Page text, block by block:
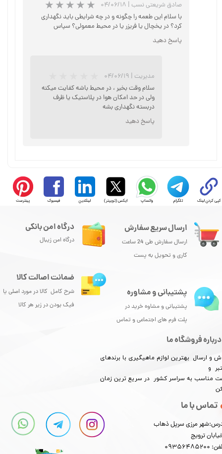
★★★
صادق شریعتی نسب | ۰۴/۰۶/۱۸
★★★
با سلام این طعمه را چگونه و در چه شرایطی باید نگهداری
کرد؟ در یخچال یا فریزر یا در محیط معمولی؟ سپاس
پاسخ دهید
مدیریت | ۰۴/۰۶/۱۹
سلام وقت بخیر ، در محیط باشه کفایت میکنه
ولی در حد امکان هوا در پلاستیک یا ظرف
دربسته نگهداری بشه
پاسخ دهید
کپی کردن لینک تلگرام واتساپ ایکس (توییتر) لینکدین فیسبوک پینترست
ارسال سریع سفارش
ارسال سفارش طی 24 ساعت
کاری و تحویل به پست
درباره فروشگاه ما
و ارسال بهترین لوازم ماهیگیری با برندهای
و
مناسب به سراسر کشور در سریع ترین زمان
تماس با ما
مرزی سرپل ذهاب
ترویج
درگاه امن بانکی
درگاه امن زیبال
پشتیبانی و مشاوره
پشتیبانی و مشاوه خرید در
پلت فرم های اجتماعی و تماس
ضمانت اصالت کالا
شرح کامل کالا در مورد اصلی یا
فیک بودن در زیر هر کالا